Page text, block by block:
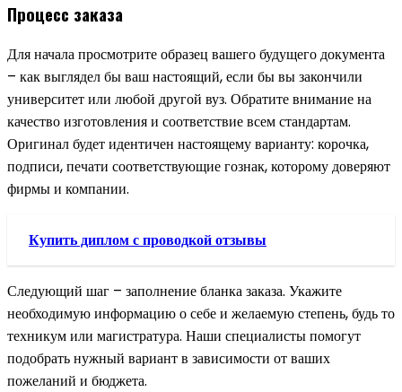
Процесс заказа
Для начала просмотрите образец вашего будущего документа
– как выглядел бы ваш настоящий, если бы вы закончили
университет или любой другой вуз. Обратите внимание на
качество изготовления и соответствие всем стандартам.
Оригинал будет идентичен настоящему варианту: корочка,
подписи, печати соответствующие гознак, которому доверяют
фирмы и компании.
Купить диплом с проводкой отзывы
Следующий шаг – заполнение бланка заказа. Укажите
необходимую информацию о себе и желаемую степень, будь то
техникум или магистратура. Наши специалисты помогут
подобрать нужный вариант в зависимости от ваших
пожеланий и бюджета.